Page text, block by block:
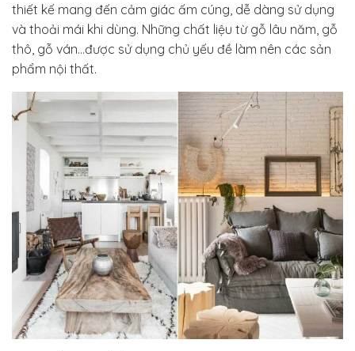
thiết kế mang đến cảm giác ấm cúng, dễ dàng sử dụng
và thoải mái khi dùng. Những chất liệu từ gỗ lâu năm, gỗ
thô, gỗ ván…được sử dụng chủ yếu đề làm nên các sản
phẩm nội thất.